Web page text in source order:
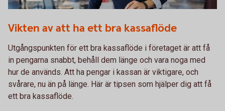
Vikten av att ha ett bra kassaflöde
Utgångspunkten för ett bra kassaflöde i företaget är att få
in pengarna snabbt, behåll dem länge och vara noga med
hur de används. Att ha pengar i kassan är viktigare, och
svårare, nu än på länge. Här är tipsen som hjälper dig att få
ett bra kassaflöde.